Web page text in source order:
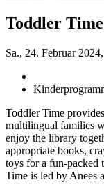
Toddler Time
Sa., 24. Februar
Toddler Time
multilingual families
enjoy the library
appropriate books,
toys for a fun-packed
Time is led by Anees